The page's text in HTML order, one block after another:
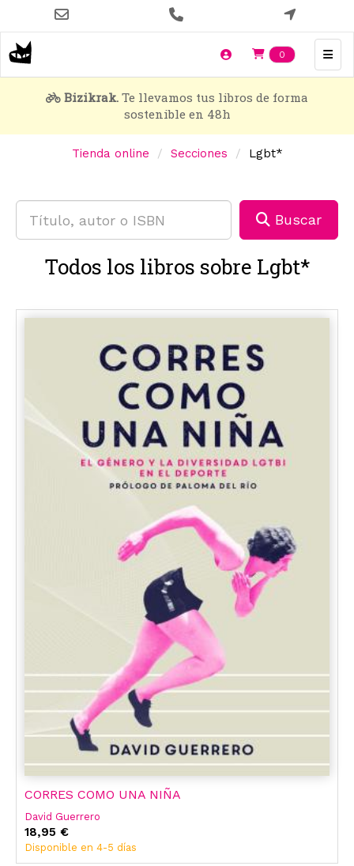
contenido
principal
0 Items en
Bizikrak. Te llevamos tus libros de forma
sostenible en 48h
Tienda online Secciones Lgbt*
Buscar
Todos los libros sobre Lgbt*
CORRES COMO UNA NIÑA
David Guerrero
18,95 €
Disponible en 4-5 días